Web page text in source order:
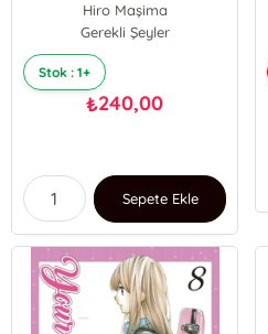
Hiro Maşima
Gerekli Şeyler
Stok : 1+
₺240,00
Sepete Ekle